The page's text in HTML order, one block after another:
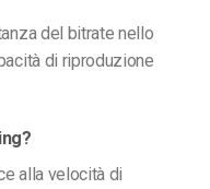
del bitrate nello
di riproduzione
alla velocità di